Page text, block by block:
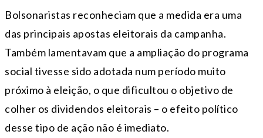
Bolsonaristas reconheciam que a medida era uma
das principais apostas eleitorais da campanha.
Também lamentavam que a ampliação do programa
social tivesse sido adotada num período muito
próximo à eleição, o que dificultou o objetivo de
colher os dividendos eleitorais – o efeito político
desse tipo de ação não é imediato.